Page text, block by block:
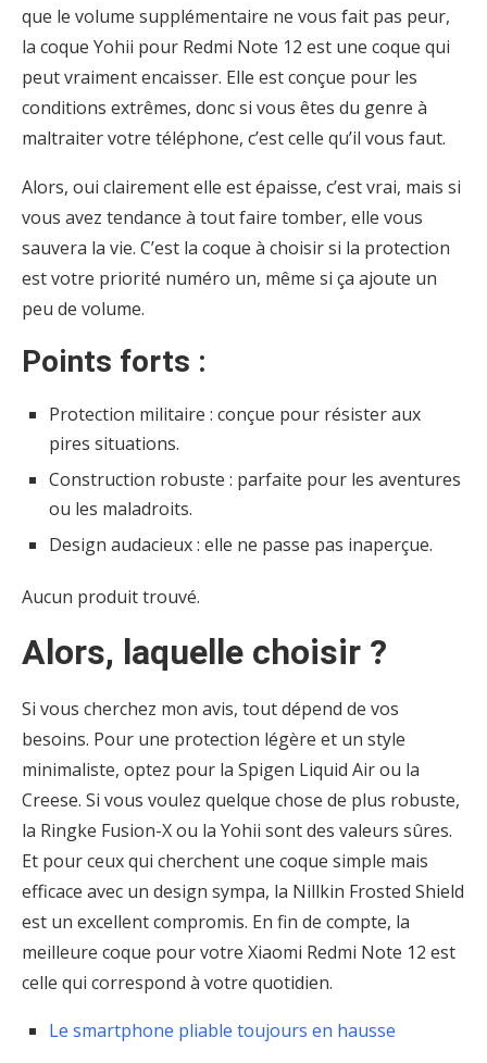
que le volume supplémentaire ne vous fait pas peur,
la coque Yohii pour Redmi Note 12 est une coque qui
peut vraiment encaisser. Elle est conçue pour les
conditions extrêmes, donc si vous êtes du genre à
maltraiter votre téléphone, c’est celle qu’il vous faut.
Alors, oui clairement elle est épaisse, c’est vrai, mais si
vous avez tendance à tout faire tomber, elle vous
sauvera la vie. C’est la coque à choisir si la protection
est votre priorité numéro un, même si ça ajoute un
peu de volume.
Points forts :
Protection militaire : conçue pour résister aux
pires situations.
Construction robuste : parfaite pour les aventures
ou les maladroits.
Design audacieux : elle ne passe pas inaperçue.
Aucun produit trouvé.
Alors, laquelle choisir ?
Si vous cherchez mon avis, tout dépend de vos
besoins. Pour une protection légère et un style
minimaliste, optez pour la Spigen Liquid Air ou la
Creese. Si vous voulez quelque chose de plus robuste,
la Ringke Fusion-X ou la Yohii sont des valeurs sûres.
Et pour ceux qui cherchent une coque simple mais
efficace avec un design sympa, la Nillkin Frosted Shield
est un excellent compromis. En fin de compte, la
meilleure coque pour votre Xiaomi Redmi Note 12 est
celle qui correspond à votre quotidien.
Le smartphone pliable toujours en hausse